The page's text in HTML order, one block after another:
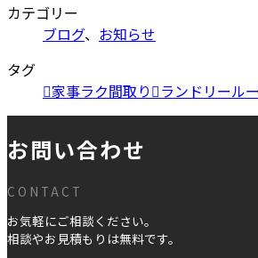
カテゴリー
ブログ、 お知らせ
タグ
家事ラク間取り
ランドリール
お問い合わせ
CONTACT
お気軽にご相談ください。
相談やお見積もりは無料です。